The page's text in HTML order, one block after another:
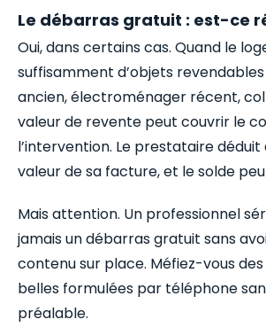
Le débarras gratuit : est-ce
Oui, dans certains cas. Quand le
suffisamment d’objets
ancien, électroménager récent,
valeur de revente peut couvrir le
l’intervention. Le prestataire
valeur de sa facture, et le solde
Mais attention. Un professionnel
jamais un débarras gratuit sans
contenu sur place. Méfiez-vous
belles formulées par téléphone
préalable.